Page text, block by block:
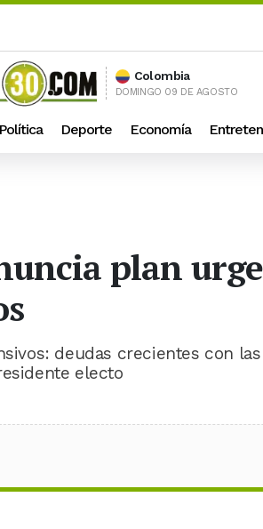
Colombia
DOMINGO 09 DE AGOSTO
Política Deporte Economía
plan
deudas crecientes con las
electo